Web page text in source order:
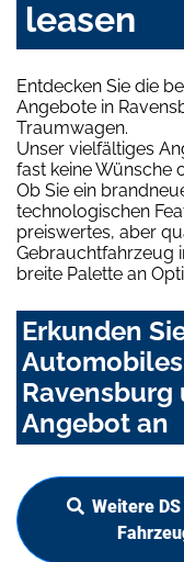
leasen
Entdecken Sie die
Angebote in
Traumwagen.
Unser vielfältiges
fast keine Wünsche
Ob Sie ein
technologischen
preiswertes, aber
Gebrauchtfahrzeug
breite Palette an
Erkunden
Ravensburg
Angebot an
Weitere